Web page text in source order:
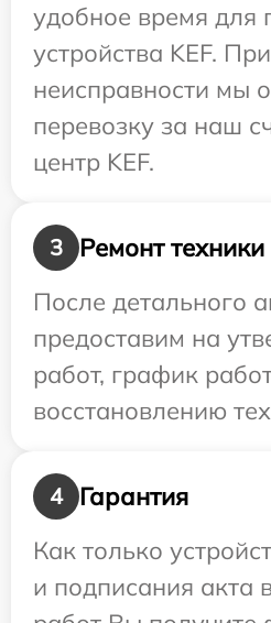
удобное время для
устройства KEF.
неисправности мы
перевозку за наш
центр KEF.
3
Ремонт техники
После детального
предоставим на
работ, график
восстановлению
4
Гарантия
Как только
и подписания акта